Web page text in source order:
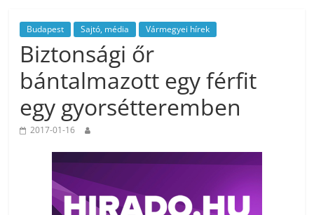
Budapest Sajtó, média Vármegyei hírek
Biztonsági őr
bántalmazott egy férfit
egy gyorsétteremben
2017-01-16